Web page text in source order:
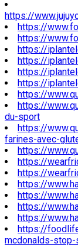
https://
https://
https://
https://
https://
https://
https://
https://
https://
du-sport
https://
farines-avec-
https://
https://
https://
https://
https://
https://
https://
https://
mcdonalds-